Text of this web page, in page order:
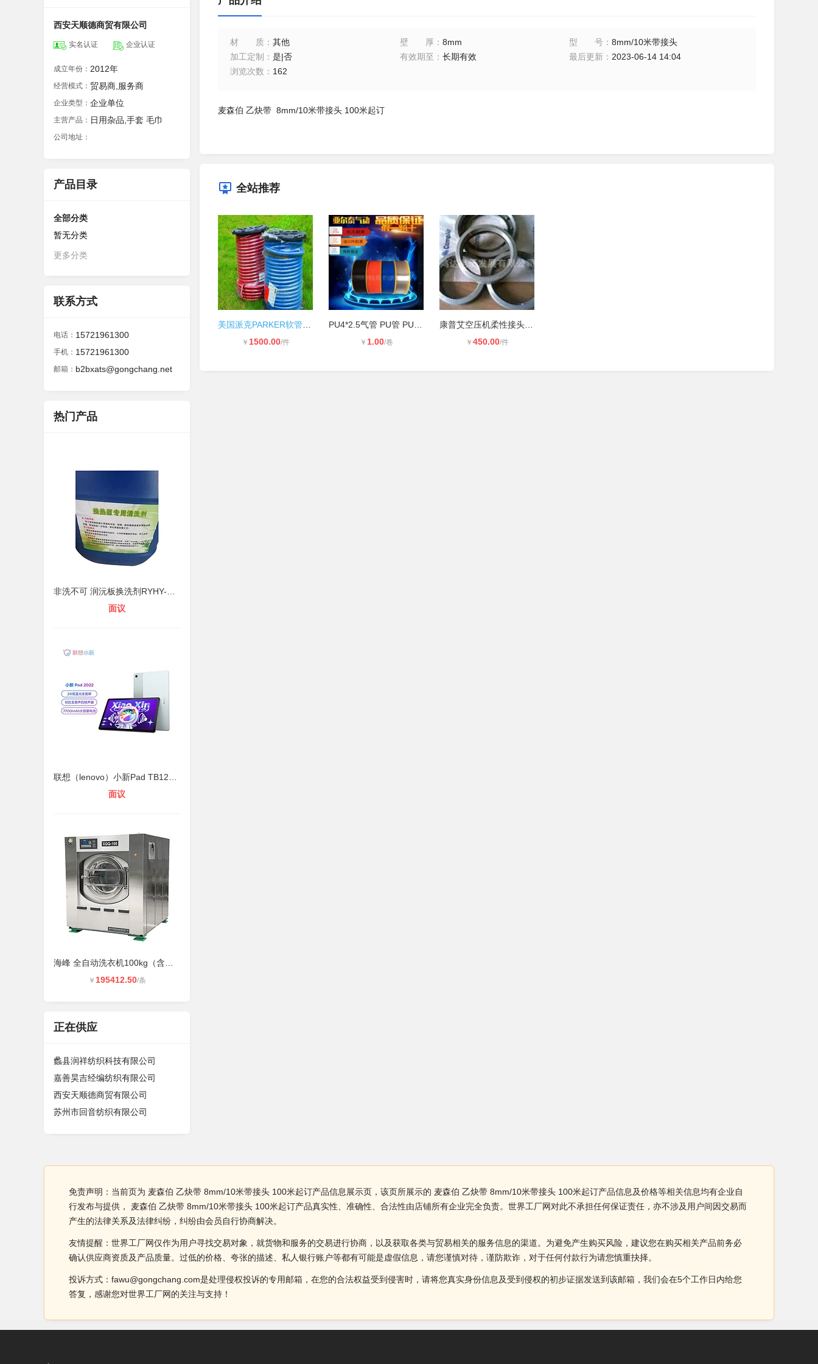
西安天顺德商贸有限公司
实名认证 企业认证
成立年份： 2012年
经营模式： 贸易商,服务商
企业类型： 企业单位
主营产品： 日用杂品,手套 毛巾
公司地址：
产品目录
全部分类
暂无分类
更多分类
联系方式
电话： 15721961300
手机： 15721961300
邮箱： b2bxats@gongchang.net
热门产品
面议
面议
￥ 195412.50/条
正在供应
蠡县润祥纺织科技有限公司
嘉善昊吉经编纺织有限公司
西安天顺德商贸有限公司
苏州市回音纺织有限公司
材质 ： 其他 壁厚 ： 8mm 型号 ：8mm/10米带接头
加工定制
： 是|否 有效期至 ： 长期有效 最后更新 ： 2023-06-14 14:04
浏览次数 ： 162
麦森伯 乙炔带 8mm/10米带接头 100米起订
全站推荐
￥ 1500.00/件 ￥ 1.00/卷 ￥ 450.00/件
免责声明：当前页为 麦森伯 乙炔带 8mm/10米带接头 100米起订产品信息展示页，该页所展示的 麦森伯 乙炔带 8mm/10米带接头 100米起订产品信息及价格等相关信息均有企业自
行发布与提供， 麦森伯 乙炔带 8mm/10米带接头 100米起订产品真实性、准确性、合法性由店铺所有企业完全负责。世界工厂网对此不承担任何保证责任，亦不涉及用户间因交易而
产生的法律关系及法律纠纷，纠纷由会员自行协商解决。
友情提醒：世界工厂网仅作为用户寻找交易对象，就货物和服务的交易进行协商，以及获取各类与贸易相关的服务信息的渠道。为避免产生购买风险，建议您在购买相关产品前务必
确认供应商资质及产品质量。过低的价格、夸张的描述、私人银行账户等都有可能是虚假信息，请您谨慎对待，谨防欺诈，对于任何付款行为请您慎重抉择。
投诉方式：fawu@gongchang.com是处理侵权投诉的专用邮箱，在您的合法权益受到侵害时，请将您真实身份信息及受到侵权的初步证据发送到该邮箱，我们会在5个工作日内给您
答复，感谢您对世界工厂网的关注与支持！